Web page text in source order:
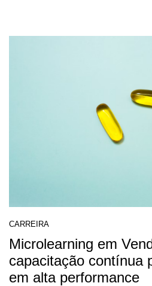
CARREIRA
Microlearning em
capacitação contínua
em alta performance